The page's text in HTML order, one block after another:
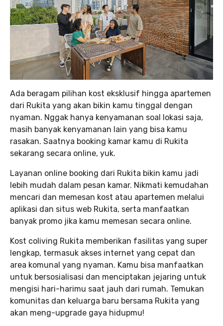
Ada beragam pilihan kost eksklusif hingga apartemen
dari Rukita yang akan bikin kamu tinggal dengan
nyaman. Nggak hanya kenyamanan soal lokasi saja,
masih banyak kenyamanan lain yang bisa kamu
rasakan. Saatnya booking kamar kamu di Rukita
sekarang secara online, yuk.
Layanan online booking dari Rukita bikin kamu jadi
lebih mudah dalam pesan kamar. Nikmati kemudahan
mencari dan memesan kost atau apartemen melalui
aplikasi dan situs web Rukita, serta manfaatkan
banyak promo jika kamu memesan secara online.
Kost coliving Rukita memberikan fasilitas yang super
lengkap, termasuk akses internet yang cepat dan
area komunal yang nyaman. Kamu bisa manfaatkan
untuk bersosialisasi dan menciptakan jejaring untuk
mengisi hari-harimu saat jauh dari rumah. Temukan
komunitas dan keluarga baru bersama Rukita yang
akan meng-upgrade gaya hidupmu!